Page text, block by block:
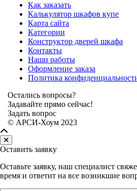
Как заказать
Калькулятор шкафов купе
Карта сайта
Категории
Конструктор дверей шкафа
Контакты
Наши работы
Оформление заказа
Политика
Остались вопросы?
Задавайте прямо сейчас!
Задать вопрос
© АРСИ-Хоум 2023
Оставить заявку
Оставьте заявку, наш специалист
время и ответит на все возникшие